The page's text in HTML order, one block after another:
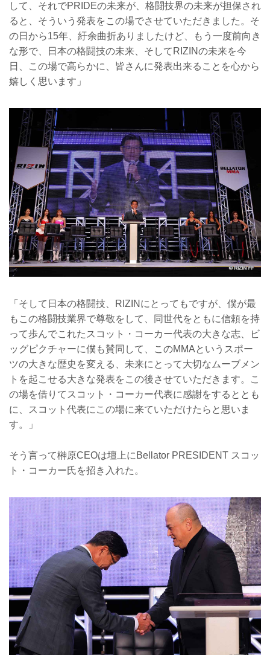
して、それでPRIDEの未来が、格闘技界の未来が担保され
ると、そういう発表をこの場でさせていただきました。そ
の日から15年、紆余曲折ありましたけど、もう一度前向き
な形で、日本の格闘技の未来、そしてRIZINの未来を今
日、この場で高らかに、皆さんに発表出来ることを心から
嬉しく思います」
「そして日本の格闘技、RIZINにとってもですが、僕が最
もこの格闘技業界で尊敬をして、同世代をともに信頼を持
って歩んでこれたスコット・コーカー代表の大きな志、ビ
ッグピクチャーに僕も賛同して、このMMAというスポー
ツの大きな歴史を変える、未来にとって大切なムーブメン
トを起こせる大きな発表をこの後させていただきます。こ
の場を借りてスコット・コーカー代表に感謝をするととも
に、スコット代表にこの場に来ていただけたらと思いま
す。」
そう言って榊原CEOは壇上にBellator PRESIDENT スコッ
ト・コーカー氏を招き入れた。